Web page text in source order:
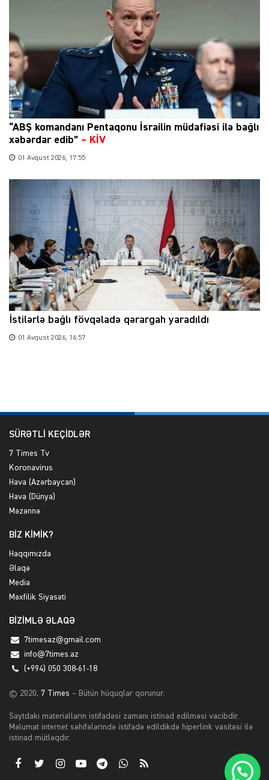
“ABŞ komandanı Pentaqonu İsrailin müdafiəsi ilə bağlı
xəbərdar edib” – KİV
01 Avqust 2026, 17:55
İstilərlə bağlı fövqəladə qərargah yaradıldı
01 Avqust 2026, 16:57
SÜRƏTLİ KEÇİDLƏR
7 Times Tv
Koronavirus
Hava (Azərbaycan)
Hava (Dünya)
Məzənnə
BİZ KİMİK?
Haqqımızda
Əlaqə
Media
Məxfilik Siyasəti
BİZİMLƏ ƏLAQƏ
7timesaz@gmail.com
info@7times.az
(+994) 050 308-61-18
© 2020, 7 Times – Bütün hüquqlar qorunur.
Saytdakı materialların istifadəsi zamanı istinad edilməsi vacibdir.
Məlumat internet səhifələrində istifadə edildikdə hiperlink vasitəsi ilə
istinad mütləqdir.